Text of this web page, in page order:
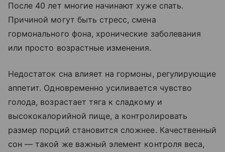
После 40 лет многие начинают хуже спать.
Причиной могут быть стресс, смена
гормонального фона, хронические заболевания
или просто возрастные изменения.
Недостаток сна влияет на гормоны, регулирующие
аппетит. Одновременно усиливается чувство
голода, возрастает тяга к сладкому и
высококалорийной пище, а контролировать
размер порций становится сложнее. Качественный
сон — такой же важный элемент контроля веса,